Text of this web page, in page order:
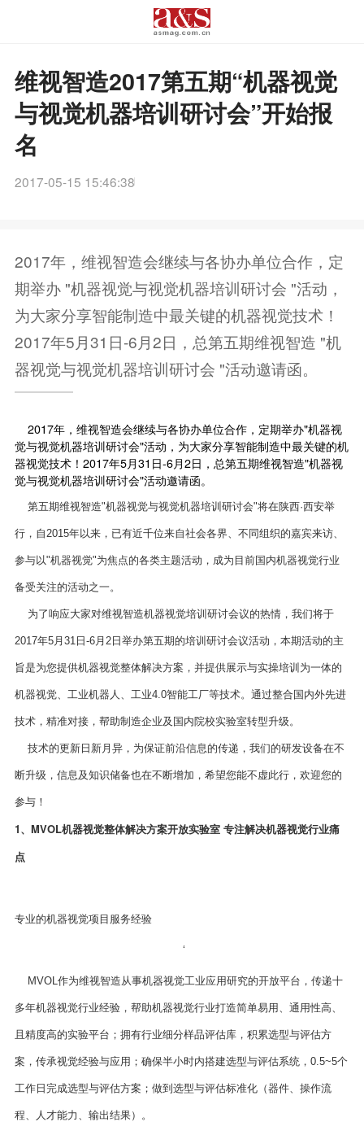
维视智造2017第五期“机器视觉
与视觉机器培训研讨会”开始报
名
2017-05-15 15:46:38
2017年，维视智造会继续与各协办单位合作，定
期举办 "机器视觉与视觉机器培训研讨会 "活动，
为大家分享智能制造中最关键的机器视觉技术！
2017年5月31日-6月2日，总第五期维视智造 "机
器视觉与视觉机器培训研讨会 "活动邀请函。
2017年，维视智造会继续与各协办单位合作，定期举办"机器视
觉与视觉机器培训研讨会"活动，为大家分享智能制造中最关键的机
器视觉技术！2017年5月31日-6月2日，总第五期维视智造"机器视
觉与视觉机器培训研讨会"活动邀请函。
第五期维视智造"机器视觉与视觉机器培训研讨会"将在陕西·西安举
行，自2015年以来，已有近千位来自社会各界、不同组织的嘉宾来访、
参与以"机器视觉"为焦点的各类主题活动，成为目前国内机器视觉行业
备受关注的活动之一。
为了响应大家对维视智造机器视觉培训研讨会议的热情，我们将于
2017年5月31日-6月2日举办第五期的培训研讨会议活动，本期活动的主
旨是为您提供机器视觉整体解决方案，并提供展示与实操培训为一体的
机器视觉、工业机器人、工业4.0智能工厂等技术。通过整合国内外先进
技术，精准对接，帮助制造企业及国内院校实验室转型升级。
技术的更新日新月异，为保证前沿信息的传递，我们的研发设备在不
断升级，信息及知识储备也在不断增加，希望您能不虚此行，欢迎您的
参与！
1、MVOL机器视觉整体解决方案开放实验室 专注解决机器视觉行业痛
点
专业的机器视觉项目服务经验
‘
MVOL作为维视智造从事机器视觉工业应用研究的开放平台，传递十
多年机器视觉行业经验，帮助机器视觉行业打造简单易用、通用性高、
且精度高的实验平台；拥有行业细分样品评估库，积累选型与评估方
案，传承视觉经验与应用；确保半小时内搭建选型与评估系统，0.5~5个
工作日完成选型与评估方案；做到选型与评估标准化（器件、操作流
程、人才能力、输出结果）。